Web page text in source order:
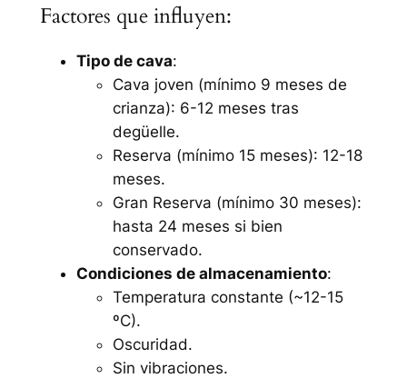
Factores que influyen:
Tipo de cava:
Cava joven (mínimo 9 meses de
crianza): 6-12 meses tras
degüelle.
Reserva (mínimo 15 meses): 12-18
meses.
Gran Reserva (mínimo 30 meses):
hasta 24 meses si bien
conservado.
Condiciones de almacenamiento:
Temperatura constante (~12-15
ºC).
Oscuridad.
Sin vibraciones.